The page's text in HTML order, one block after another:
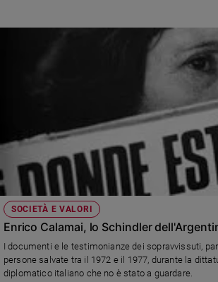
SOCIETÀ E VALORI
Enrico Calamai, lo Schindler
I documenti e le testimonianze dei sopravvissuti,
persone salvate tra il 1972 e il 1977, durante la
diplomatico italiano che no è stato a guardare.